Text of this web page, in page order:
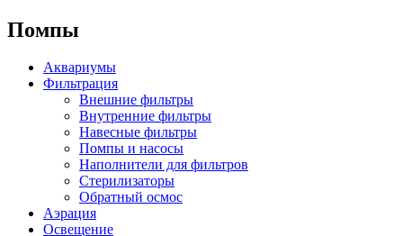
Помпы
Аквариумы
Фильтрация
Внешние фильтры
Внутренние фильтры
Навесные фильтры
Помпы и насосы
Наполнители для фильтров
Стерилизаторы
Обратный осмос
Аэрация
Освещение